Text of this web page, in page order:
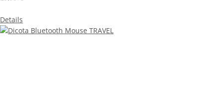
Details